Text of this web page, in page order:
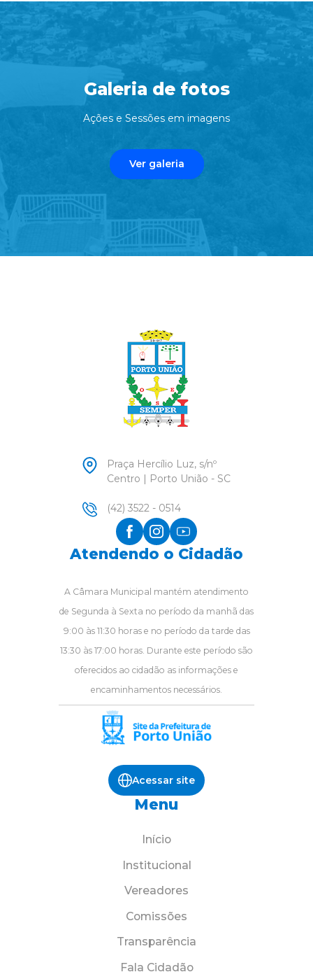
Galeria de fotos
Ações e Sessões em imagens
Ver galeria
Praça Hercílio Luz, s/nº
Centro | Porto União - SC
(42) 3522 - 0514
Atendendo o Cidadão
A Câmara Municipal mantém atendimento
de Segunda à Sexta no período da manhã das
9:00 às 11:30 horas e no período da tarde das
13:30 às 17:00 horas. Durante este período são
oferecidos ao cidadão as informações e
encaminhamentos necessários.
Acessar site
Menu
Início
Institucional
Vereadores
Comissões
Transparência
Fala Cidadão